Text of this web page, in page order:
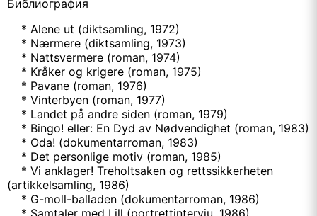
Библиография
* Alene ut (diktsamling, 1972)
* Nærmere (diktsamling, 1973)
* Nattsvermere (roman, 1974)
* Kråker og krigere (roman, 1975)
* Pavane (roman, 1976)
* Vinterbyen (roman, 1977)
* Landet på andre siden (roman, 1979)
* Bingo! eller: En Dyd av Nødvendighet (roman, 1983)
* Oda! (dokumentarroman, 1983)
* Det personlige motiv (roman, 1985)
* Vi anklager! Treholtsaken og rettssikkerheten
(artikkelsamling, 1986)
* G-moll-balladen (dokumentarroman, 1986)